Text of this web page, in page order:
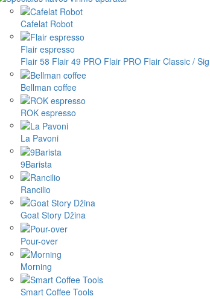
Cafelat Robot
Flair espresso
Flair 58 Flair 49 PRO Flair PRO Flair Classic /
Bellman coffee
ROK espresso
La Pavoni
9Barista
Rancilio
Goat Story Džina
Pour-over
Morning
Smart Coffee Tools